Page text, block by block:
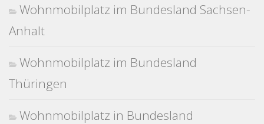
Wohnmobilplatz im Bundesland Sachsen-
Anhalt
Wohnmobilplatz im Bundesland
Thüringen
Wohnmobilplatz in Bundesland